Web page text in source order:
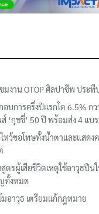
มงาน OTOP ศิลปาชีพ ประที
อบการครึ่งปีแรกโต 6.5% ก
ส์ ‘กุชชี่’ 50 ปี พร้อมส่ง 4 แ
หว้ขอโทษทั้งน้ำตาและแสดง
ตรผู้เสียชีวิตเหตุใช้อาวุธปืนใ
ทั้งหมด
อาวุธ เตรียมแก้กฎหมาย